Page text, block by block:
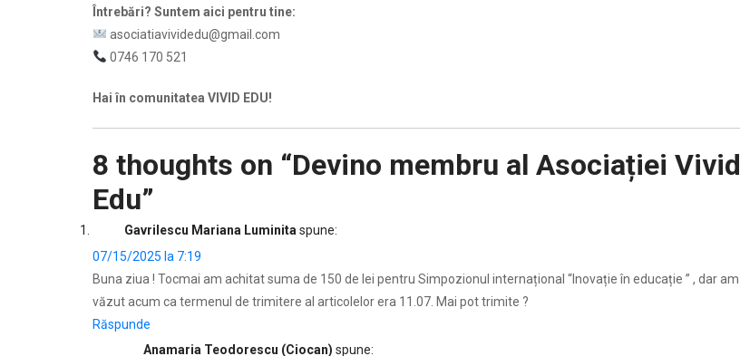
Întrebări? Suntem aici pentru tine:
asociatiavividedu@gmail.com
0746 170 521
Hai în comunitatea VIVID EDU!
8 thoughts on “Devino membru al Asociației Vivid
Edu”
Gavrilescu Mariana Luminita spune:
07/15/2025 la 7:19
Buna ziua ! Tocmai am achitat suma de 150 de lei pentru Simpozionul internațional “Inovație în educație ” , dar am
văzut acum ca termenul de trimitere al articolelor era 11.07. Mai pot trimite ?
Răspunde
Anamaria Teodorescu (Ciocan) spune: